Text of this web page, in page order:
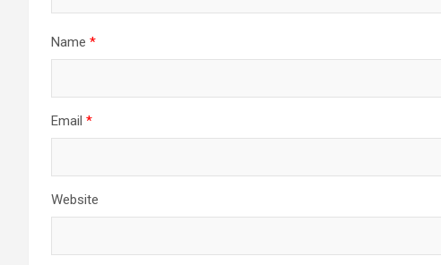
Name *
Email *
Website